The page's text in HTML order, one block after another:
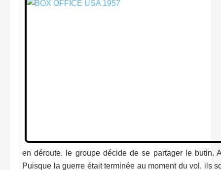
en déroute, le groupe décide de se partager le butin.
Puisque la guerre était terminée au moment du vol, ils